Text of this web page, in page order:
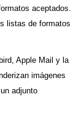
aceptados.
listas de formatos
Apple Mail y la
imágenes
adjunto